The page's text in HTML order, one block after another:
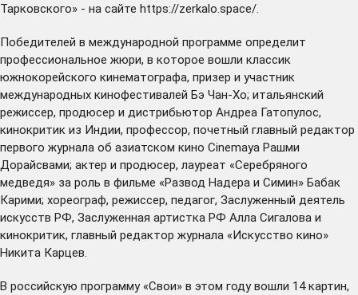
Тарковского» - на сайте https://zerkalo.space/
Победителей в международной программе определит
профессиональное жюри, в которое вошли классик
южнокорейского кинематографа, призер и участник
международных кинофестивалей Бэ Чан-Хо; итальянский
режиссер, продюсер и дистрибьютор Андреа Гатопулос,
кинокритик из Индии, профессор, почетный главный редактор
первого журнала об азиатском кино Cinemaya Рашми
Дорайсвами; актер и продюсер, лауреат «Серебряного
медведя» за роль в фильме «Развод Надера и Симин» Бабак
Карими; хореограф, режиссер, педагог, Заслуженный деятель
искусств РФ, Заслуженная артистка РФ Алла Сигалова и
кинокритик, главный редактор журнала «Искусство кино»
Никита Карцев.
В российскую программу «Свои» в этом году вошли 14 картин,